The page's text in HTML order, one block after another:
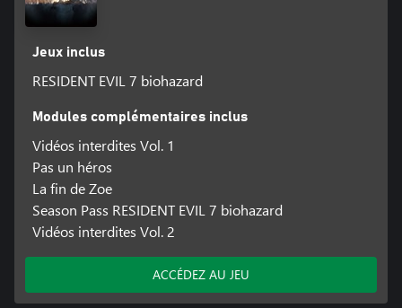
Jeux inclus
RESIDENT EVIL 7 biohazard
Modules complémentaires inclus
Vidéos interdites Vol. 1
Pas un héros
La fin de Zoe
Season Pass RESIDENT EVIL 7 biohazard
Vidéos interdites Vol. 2
ACCÉDEZ AU JEU